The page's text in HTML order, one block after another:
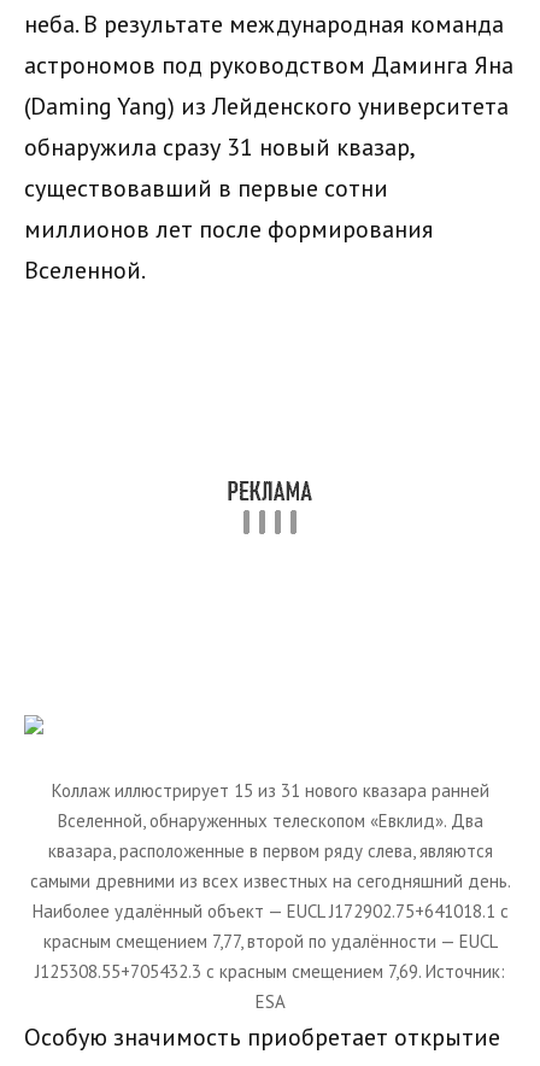
неба. В результате международная команда
астрономов под руководством Даминга Яна
(Daming Yang) из Лейденского университета
обнаружила сразу 31 новый квазар,
существовавший в первые сотни
миллионов лет после формирования
Вселенной.
Коллаж иллюстрирует 15 из 31 нового квазара ранней
Вселенной, обнаруженных телескопом «Евклид». Два
квазара, расположенные в первом ряду слева, являются
самыми древними из всех известных на сегодняшний день.
Наиболее удалённый объект — EUCL J172902.75+641018.1 с
красным смещением 7,77, второй по удалённости — EUCL
J125308.55+705432.3 с красным смещением 7,69. Источник:
ESA
Особую значимость приобретает открытие